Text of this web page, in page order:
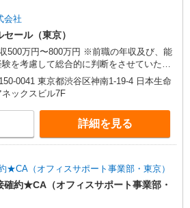
会社
セール（東京）
万円〜800万円 ※前職の年収及び、能
験を考慮して総合的に判断をさせていただ
。 ※年俸制 (分割回数12回) ※年1回給与見
実施 ※固定残業代45時間分を含む
0041 東京都渋谷区神南1-19-4 日本生命
ックスビル7F
詳細を見る
（オフィスサポート事業部・東京）
約★CA（オフィスサポート事業部・